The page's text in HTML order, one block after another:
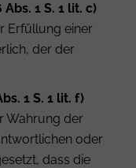
1 S. 1 lit. c)
Erfüllung einer
der der
1 S. 1 lit. f)
Wahrung der
oder
dass die